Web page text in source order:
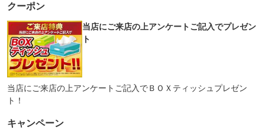
クーポン
当店にご来店の上アンケートご記入でプレゼン
ト
当店にご来店の上アンケートご記入でＢＯＸティッシュプレゼン
ト！
キャンペーン